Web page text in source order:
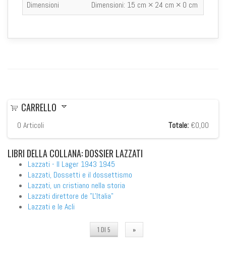
Dimensioni
Dimensioni: 15 cm × 24 cm × 0 cm
CARRELLO
0 Articoli Totale: €0,00
LIBRI DELLA COLLANA: DOSSIER LAZZATI
Lazzati - Il Lager 1943 1945
Lazzati, Dossetti e il dossettismo
Lazzati, un cristiano nella storia
Lazzati direttore de "L'Italia"
Lazzati e le Acli
1 DI 5 »